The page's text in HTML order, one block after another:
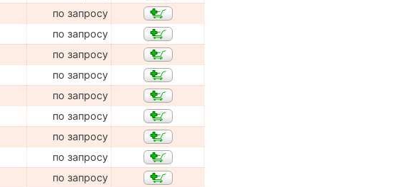
по запросу
по запросу
по запросу
по запросу
по запросу
по запросу
по запросу
по запросу
по запросу